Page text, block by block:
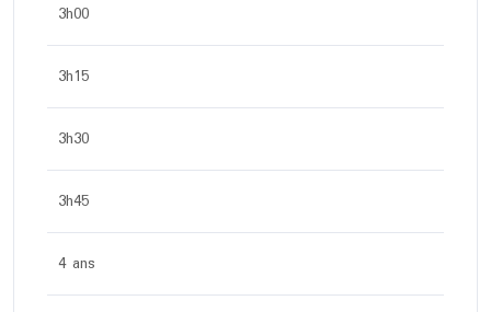
3h00
3h15
3h30
3h45
4 ans